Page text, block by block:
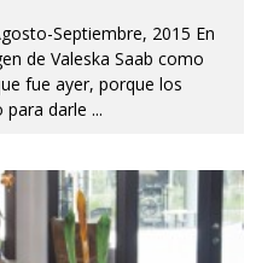
Septiembre, 2015 En
de Valeska Saab como
fue ayer, porque los
para darle ...